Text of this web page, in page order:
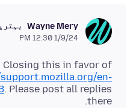
Wayne Mery بہترین 25
1/9/24 12:30 PM
Closing this in favor of
en-
. Please post all replies
there.